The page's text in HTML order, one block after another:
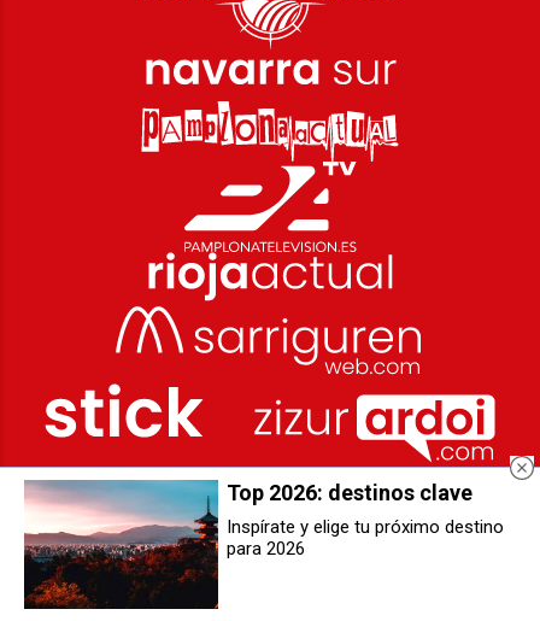
El Bosque Mágico regresa al
Cañón del Río Iranzu con
ecorrutas teatralizadas para toda
la familia
La consejera Maeztu visita la
Top 2026: destinos clave
Inspírate y elige tu próximo destino
para 2026